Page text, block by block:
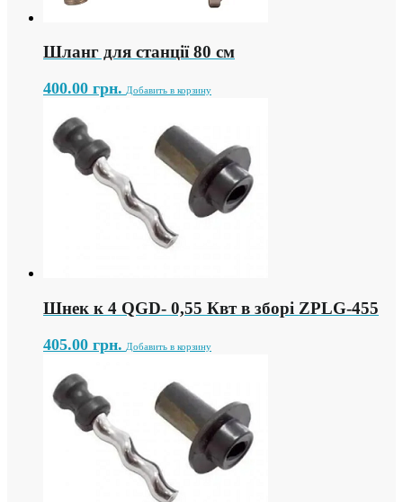
Шланг для станції 80 см
400.00 грн. Добавить в корзину
Шнек к 4 QGD- 0,55 Квт в зборі ZPLG-455
405.00 грн. Добавить в корзину